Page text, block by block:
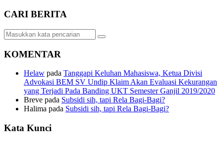
CARI BERITA
KOMENTAR
Helaw pada Tanggapi Keluhan Mahasiswa, Ketua Divisi
Advokasi BEM SV Undip Klaim Akan Evaluasi Kekurangan
yang Terjadi Pada Banding UKT Semester Ganjil 2019/2020
Breve pada Subsidi sih, tapi Rela Bagi-Bagi?
Halima pada Subsidi sih, tapi Rela Bagi-Bagi?
Kata Kunci